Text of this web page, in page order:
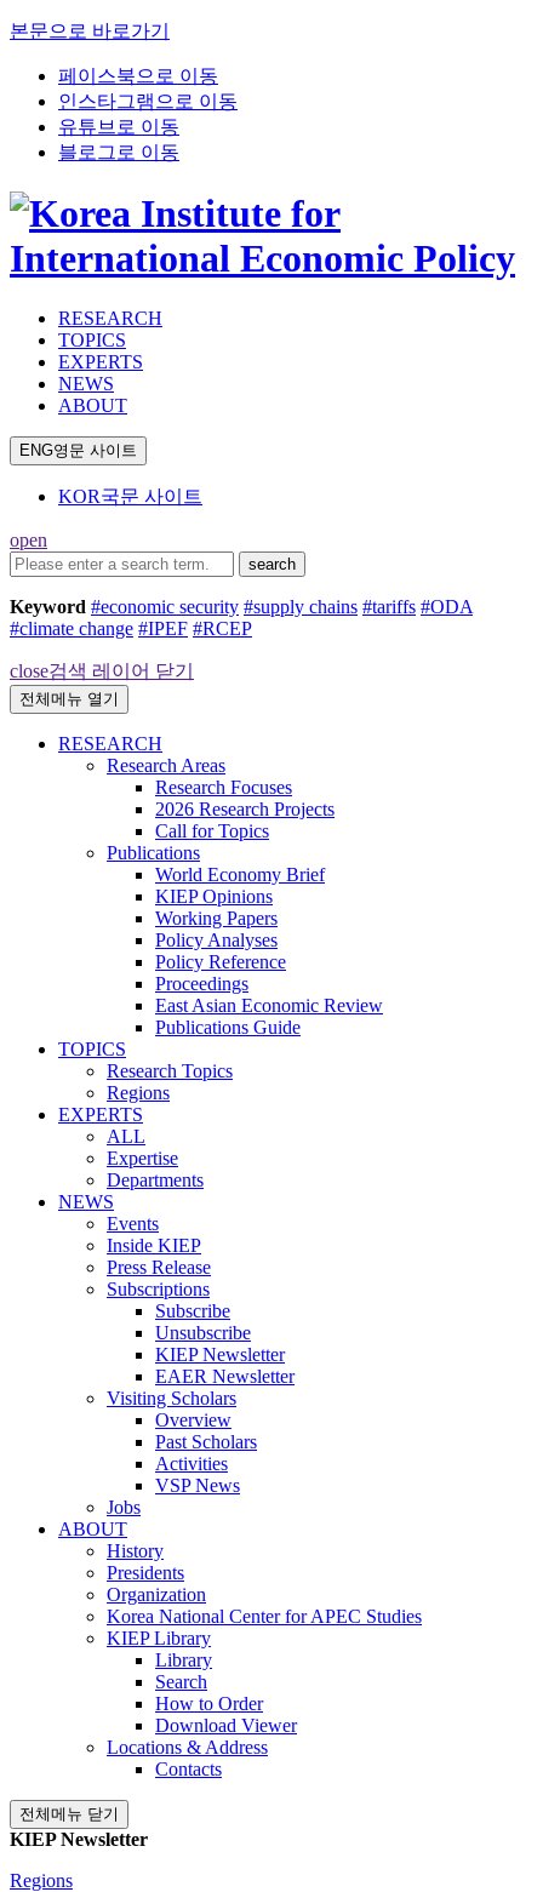
본문으로 바로가기
페이스북으로 이동
인스타그램으로 이동
유튜브로 이동
블로그로 이동
RESEARCH
TOPICS
EXPERTS
NEWS
ABOUT
ENG영문 사이트
KOR국문 사이트
open
search
Keyword #economic security #supply chains #tariffs #ODA
#climate change #IPEF #RCEP
close검색 레이어 닫기
전체메뉴 열기
RESEARCH
Research Areas
Research Focuses
2026 Research Projects
Call for Topics
Publications
World Economy Brief
KIEP Opinions
Working Papers
Policy Analyses
Policy Reference
Proceedings
East Asian Economic Review
Publications Guide
TOPICS
Research Topics
Regions
EXPERTS
ALL
Expertise
Departments
NEWS
Events
Inside KIEP
Press Release
Subscriptions
Subscribe
Unsubscribe
KIEP Newsletter
EAER Newsletter
Visiting Scholars
Overview
Past Scholars
Activities
VSP News
Jobs
ABOUT
History
Presidents
Organization
Korea National Center for APEC Studies
KIEP Library
Library
Search
How to Order
Download Viewer
Locations & Address
Contacts
전체메뉴 닫기
KIEP Newsletter
Regions